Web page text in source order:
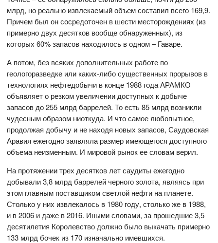
млрд, но реально извлекаемый объем составил всего 169,9.
Причем был он сосредоточен в шести месторождениях (из
примерно двух десятков вообще обнаруженных), из
которых 60% запасов находилось в одном – Гаваре.
А потом, без всяких дополнительных работе по
геологоразведке или каких-либо существенных прорывов в
технологиях нефтедобычи в конце 1988 года АРАМКО
объявляет о резком увеличении доступных к добыче
запасов до 255 млрд баррелей. То есть 85 млрд возникли
чудесным образом ниоткуда. И что самое любопытное,
продолжая добычу и не находя новых запасов, Саудовская
Аравия ежегодно заявляла размер имеющегося доступного
объема неизменным. И мировой рынок ее словам верил.
На протяжении трех десятков лет саудиты ежегодно
добывали 3,8 млрд баррелей черного золота, являясь при
этом главным поставщиком светлой нефти на планете.
Столько у них извлекалось в 1980 году, столько же в 1988,
и в 2006 и даже в 2016. Иными словами, за прошедшие 3,5
десятилетия Королевство должно было выкачать примерно
133 млрд бочек из 170 изначально имевшихся.